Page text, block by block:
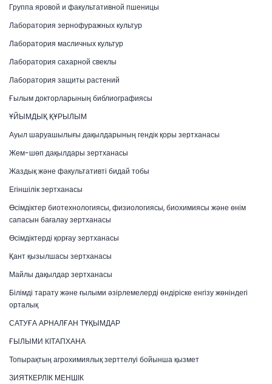
Группа яровой и факультативной пшеницы
Лаборатория зернофуражных культур
Лаборатория масличных культур
Лаборатория сахарной свеклы
Лаборатория защиты растений
Ғылым докторларының библиографиясы
ҰЙЫМДЫҚ ҚҰРЫЛЫМ
Ауыл шаруашылығы дақылдарының гендік қоры зертханасы
Жем-шөп дақылдары зертханасы
Жаздық және факультативті бидай тобы
Егіншілік зертханасы
Өсімдіктер биотехнологиясы, физиологиясы, биохимиясы және өнім
сапасын бағалау зертханасы
Өсімдіктерді қорғау зертханасы
Қант қызылшасы зертханасы
Майлы дақылдар зертханасы
Білімді тарату және ғылыми әзірлемелерді өндіріске енгізу жөніндегі
орталық
САТУҒА АРНАЛҒАН ТҰҚЫМДАР
ҒЫЛЫМИ КІТАПХАНА
Топырақтың агрохимиялық зерттелуі бойынша қызмет
ЗИЯТКЕРЛІК МЕНШІК